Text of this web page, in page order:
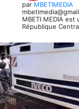
par MBETIMEDIA
MBETI MEDIA
République